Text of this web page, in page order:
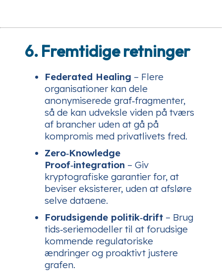
6. Fremtidige retninger
Federated Healing – Flere
organisationer kan dele
anonymiserede graf‑fragmenter,
så de kan udveksle viden på tværs
af brancher uden at gå på
kompromis med privatlivets fred.
Zero‑Knowledge
Proof‑integration – Giv
kryptografiske garantier for, at
beviser eksisterer, uden at afsløre
selve dataene.
Forudsigende politik‑drift – Brug
tids‑seriemodeller til at forudsige
kommende regulatoriske
ændringer og proaktivt justere
grafen.